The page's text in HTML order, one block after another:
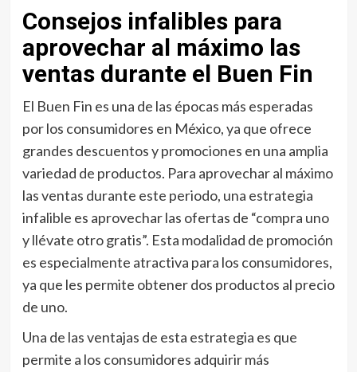
Consejos infalibles para
aprovechar al máximo las
ventas durante el Buen Fin
El Buen Fin es una de las épocas más esperadas
por los consumidores en México, ya que ofrece
grandes descuentos y promociones en una amplia
variedad de productos. Para aprovechar al máximo
las ventas durante este periodo, una estrategia
infalible es aprovechar las ofertas de “compra uno
y llévate otro gratis”. Esta modalidad de promoción
es especialmente atractiva para los consumidores,
ya que les permite obtener dos productos al precio
de uno.
Una de las ventajas de esta estrategia es que
permite a los consumidores adquirir más